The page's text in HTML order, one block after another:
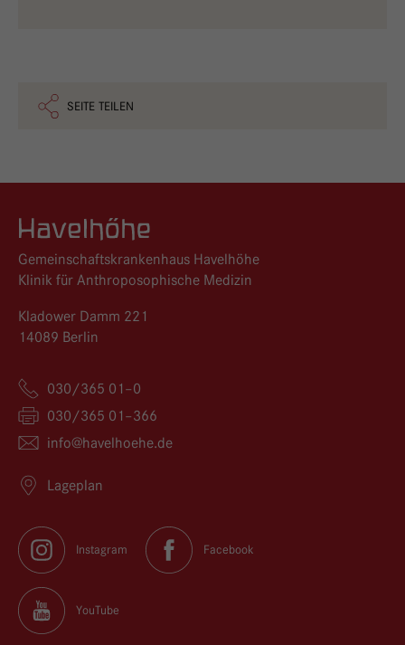
SEITE TEILEN
Logo GKH Havelhöhe
Gemeinschaftskrankenhaus Havelhöhe
Klinik für Anthroposophische Medizin
Kladower Damm 221
14089 Berlin
030/365 01–0
030/365 01–366
info@havelhoehe.de
Lageplan
Instagram Facebook
YouTube